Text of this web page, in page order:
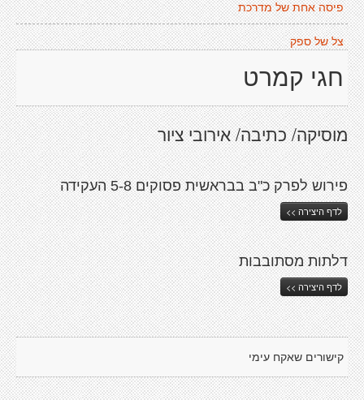
פיסה אחת של מדרכת
צל של ספק
חגי קמרט
מוסיקה/ כתיבה/ אירובי ציור
פירוש לפרק כ"ב בבראשית פסוקים 5-8 העקידה
לדף היצירה >>
דלתות מסתובבות
לדף היצירה >>
קישורים שאקח עימי